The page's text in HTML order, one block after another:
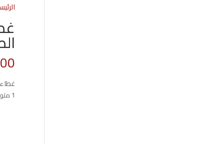
غطاء
1 متوفر في المخزون